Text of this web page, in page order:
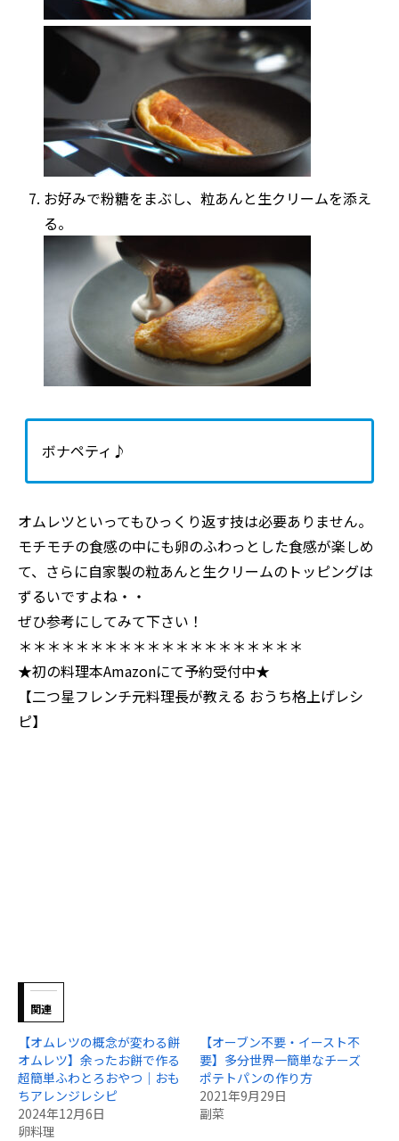
お好みで粉糖をまぶし、粒あんと生クリームを添え
る。
ボナペティ♪
オムレツといってもひっくり返す技は必要ありません。
モチモチの食感の中にも卵のふわっとした食感が楽しめ
て、さらに自家製の粒あんと生クリームのトッピングは
ずるいですよね・・
ぜひ参考にしてみて下さい！
＊＊＊＊＊＊＊＊＊＊＊＊＊＊＊＊＊＊＊＊
★初の料理本Amazonにて予約受付中★
【二つ星フレンチ元料理長が教える おうち格上げレシ
ピ】
関連
【オムレツの概念が変わる餅
オムレツ】余ったお餅で作る
超簡単ふわとろおやつ｜おも
ちアレンジレシピ
2024年12月6日
卵料理
【オーブン不要・イースト不
要】多分世界一簡単なチーズ
ポテトパンの作り方
2021年9月29日
副菜